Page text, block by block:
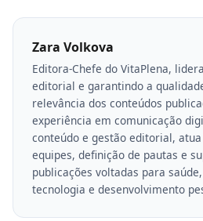
Zara Volkova
Editora-Chefe do VitaPlena,
editorial e garantindo a
relevância dos conteúdos
experiência em comunicação
conteúdo e gestão editorial,
equipes, definição de pautas e
publicações voltadas para
tecnologia e desenvolvimento